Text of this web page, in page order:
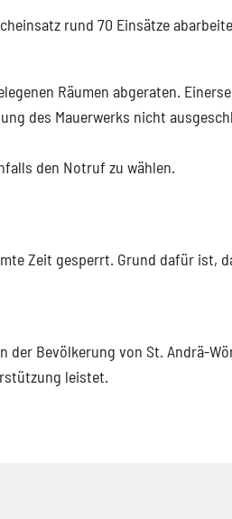
rund 70 Einsätze
Räumen abgeraten.
des Mauerwerks nicht
den Notruf zu wählen.
Zeit gesperrt. Grund dafür ist,
der Bevölkerung von St. Andrä-
leistet.